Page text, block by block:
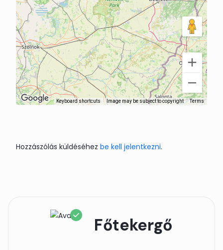
Keyboard shortcuts Image may be subject to copyright Terms
Főtekergő
Hozzászólás küldéséhez be kell jelentkezni.